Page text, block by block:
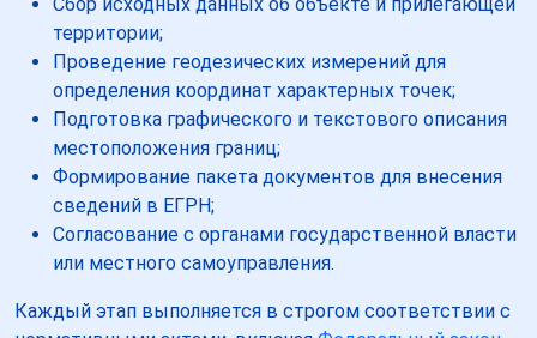
территории;
Проведение геодезических измерений для
определения координат характерных точек;
Подготовка графического и текстового описания
местоположения границ;
Формирование пакета документов для внесения
сведений в ЕГРН;
Согласование с органами государственной власти
или местного самоуправления.
Каждый этап выполняется в строгом соответствии с